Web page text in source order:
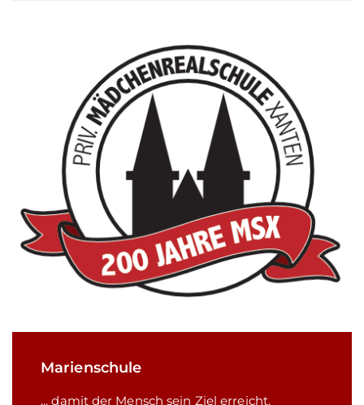
Marienschule
... damit der Mensch sein Ziel erreicht.